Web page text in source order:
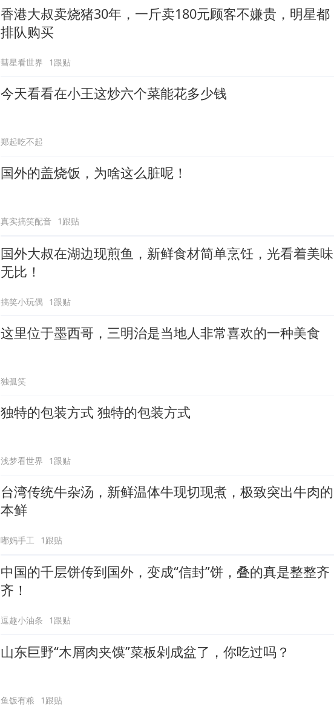
香港大叔卖烧猪30年，一斤卖180元顾客不嫌贵，明星都
排队购买
彗星看世界 1跟贴
今天看看在小王这炒六个菜能花多少钱
郑起吃不起
国外的盖烧饭，为啥这么脏呢！
真实搞笑配音 1跟贴
国外大叔在湖边现煎鱼，新鲜食材简单烹饪，光看着美味
无比！
搞笑小玩偶 1跟贴
这里位于墨西哥，三明治是当地人非常喜欢的一种美食
独孤笑
独特的包装方式 独特的包装方式
浅梦看世界 1跟贴
台湾传统牛杂汤，新鲜温体牛现切现煮，极致突出牛肉的
本鲜
嘟妈手工 1跟贴
中国的千层饼传到国外，变成“信封”饼，叠的真是整整齐
齐！
逗趣小油条 1跟贴
山东巨野“木屑肉夹馍”菜板剁成盆了，你吃过吗？
鱼饭有粮 1跟贴